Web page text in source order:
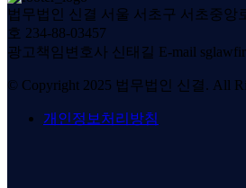
법무법인 신결 서울 서초구 서초중앙
호 234-88-03457
광고책임변호사 신태길
E-mail
© Copyright 2025 법무법인 신결. All
개인정보처리방침